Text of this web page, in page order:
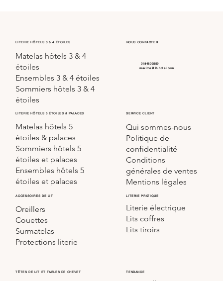
LITERIE HÔTELS 3 & 4 ÉTOILES
Matelas hôtels 3 & 4
étoiles
Sommiers hôtels 3 & 4
étoiles
Ensembles 3 & 4 étoiles
LITERIE HÔTELS 5 ÉTOILES & PALACES
Matelas hôtels 5
étoiles & palaces
Sommiers hôtels 5
étoiles et palaces
Ensembles hôtels 5
étoiles et palaces
ACCESSOIRES DE LIT
Oreillers
Couettes
Surmatelas
Protections literie
TÊTES DE LIT ET TABLES DE CHEVET
LITERIE PRATIQUE
Literie électrique
Lits coffres
Lits tiroirs
TENDANCE
SERVICE CLIENT
Qui sommes-nous
Politique de
confidentialité
Conditions
générales de ventes
Mentions légales
NOUS CONTACTER
0184803559
maxime@lit-hotel.com